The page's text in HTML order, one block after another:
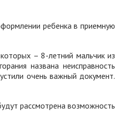
ребенка в приемную
– 8-летний мальчик из
названа неисправность
очень важный документ.
рассмотрена возможность